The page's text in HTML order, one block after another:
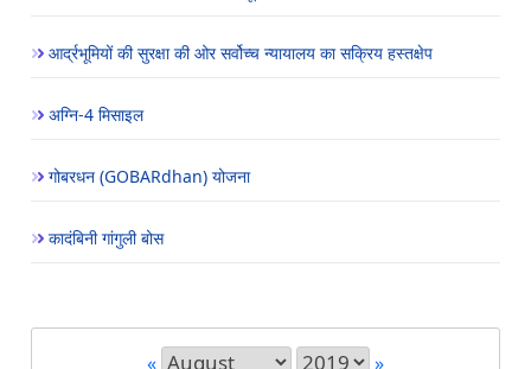
आर्द्रभूमियों की सुरक्षा की ओर सर्वोच्च न्यायालय का सक्रिय हस्तक्षेप
अग्नि-4 मिसाइल
गोबरधन (GOBARdhan) योजना
कादंबिनी गांगुली बोस
« »